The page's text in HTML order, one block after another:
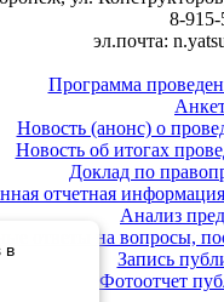
8-
эл.почта:
Программа
Новость (анонс) о
Новость об итогах
Доклад по
отчетная
Анализ
ответы на вопросы,
Запись
Фотоотчет
в